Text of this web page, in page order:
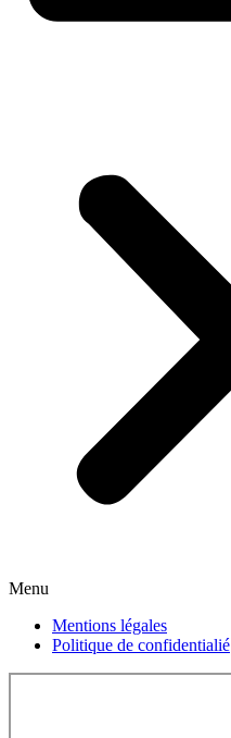
Menu
Mentions légales
Politique de confidentialié